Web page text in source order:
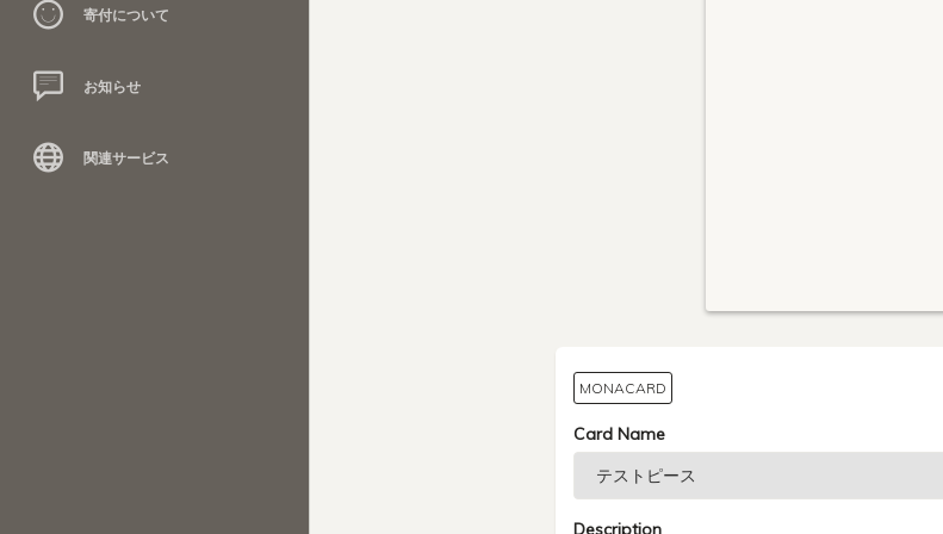
寄付について
お知らせ
関連サービス
MONACARD
Card Name
Description